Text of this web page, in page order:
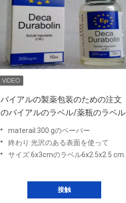
バイアルの製薬包装のための注文
のバイアルのラベル/薬瓶のラベル
materail:300 gのペーパー
終わり:光沢のある表面を使って
サイズ:6x3cmのラベル6x2.5x2.5 cm箱またはカスタマイズされる
接触